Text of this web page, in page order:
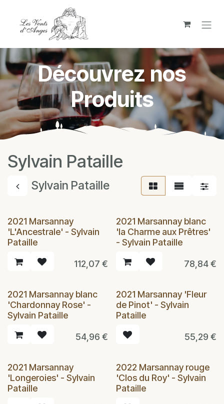
Se rendre au contenu
Découvrez nos
Produits
Sylvain Pataille
Sylvain Pataille
2021 Marsannay
'L'Ancestrale' - Sylvain
Pataille
112,07 €
2021 Marsannay blanc
'la Charme aux Prêtres'
- Sylvain Pataille
78,84€
2021 Marsannay blanc
'Chardonnay Rose' -
Sylvain Pataille
54,96 €
2021 Marsannay 'Fleur
de Pinot' - Sylvain
Pataille
55,29 €
2021 Marsannay
'Longeroies' - Sylvain
Pataille
2022 Marsannay rouge
'Clos du Roy' - Sylvain
Pataille